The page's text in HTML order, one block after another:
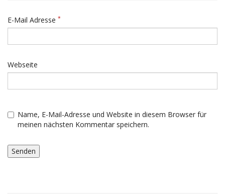
E-Mail Adresse *
Webseite
Name, E-Mail-Adresse und Website in diesem Browser für
meinen nächsten Kommentar speichern.